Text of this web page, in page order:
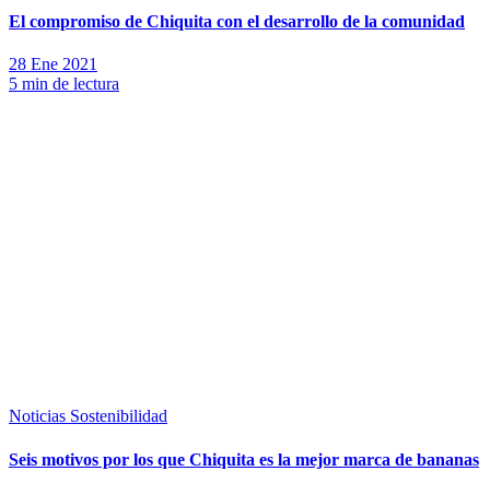
El compromiso de Chiquita con el desarrollo de la comunidad
28 Ene 2021
5 min de lectura
Noticias Sostenibilidad
Seis motivos por los que Chiquita es la mejor marca de bananas